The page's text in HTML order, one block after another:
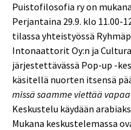
Puistofilosofia ry on
Perjantaina 29.9. klo 11.00-
tilassa yhteistyössä
Intonaattorit Oy:n ja
järjestettävässä Pop-up -
käsitellä nuorten itsensä
missä saamme viettää
Keskustelu käydään
Mukana keskustelemassa